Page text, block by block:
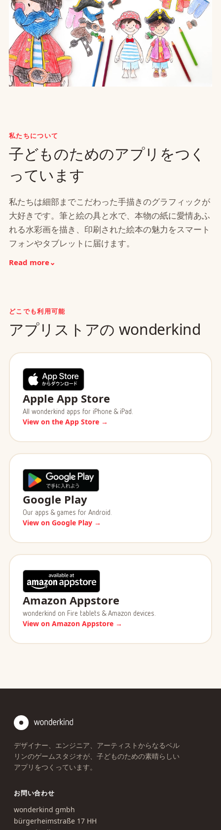
私たちについて
子どものためのアプリをつく
っています
私たちは細部までこだわった手描きのグラフィックが
大好きです。筆と絵の具と水で、本物の紙に愛情あふ
れる水彩画を描き、印刷された絵本の魅力をスマート
フォンやタブレットに届けます。
Read more⌄
どこでも利用可能
アプリストアの wonderkind
Apple App Store
All wonderkind apps for iPhone & iPad.
View on the App Store →
Google Play
Our apps & games for Android.
View on Google Play →
Amazon Appstore
wonderkind on Fire tablets & Amazon devices.
View on Amazon Appstore →
デザイナー、エンジニア、アーティストからなるベル
リンのゲームスタジオが、子どものための素晴らしい
アプリをつくっています。
お問い合わせ
wonderkind gmbh
bürgerheimstraße 17 HH